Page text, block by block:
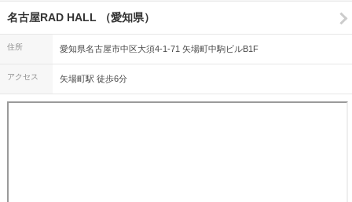
名古屋RAD HALL （愛知県）
住所 愛知県名古屋市中区大須4-1-71 矢場町中駒ビルB1F
アクセス 矢場町駅 徒歩6分